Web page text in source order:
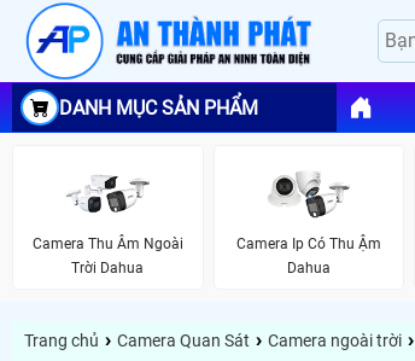
DANH MỤC SẢN PHẨM
Camera Thu Âm Ngoài
Trời Dahua
Camera Ip Có Thu Ậm
Dahua
Trang chủ › Camera Quan Sát › Camera ngoài trời ›